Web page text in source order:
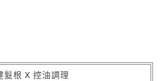
髮根 X 控油調理